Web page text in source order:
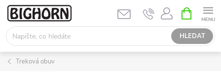
Přejít
obsah
HLEDAT
NÁKUPNÍ
KOŠÍK
Treková obuv